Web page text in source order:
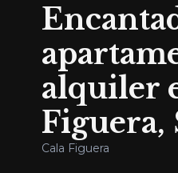
alquiler
Figuera,
Cala Figuera